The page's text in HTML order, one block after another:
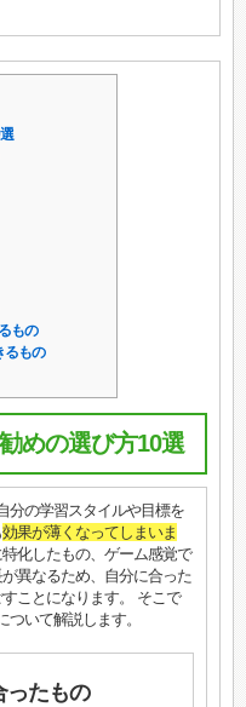
もの
るもの
めの選び方10選
分の学習スタイルや目標を
効果が薄くなってしまいま
化したもの、ゲーム感覚で
異なるため、自分に合った
ことになります。 そこで
いて解説します。
ったもの